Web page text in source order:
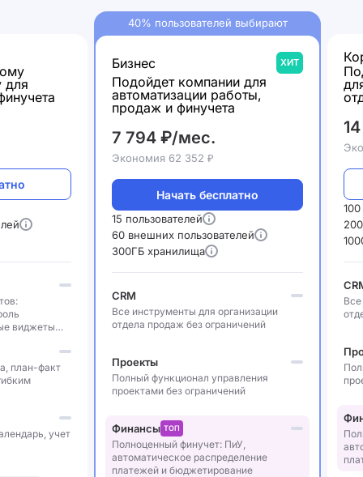
для
виджеты
план-факт
учет
40% пользователей выбирают
Бизнес ХИТ
Подойдет компании для
автоматизации работы,
продаж и финучета
7 794 ₽/мес.
Экономия 62 352 ₽
Начать бесплатно
15 пользователей
60 внешних пользователей
300ГБ хранилища
CRM
Все инструменты для организации
отдела продаж без ограничений
Проекты
Полный функционал управления
проектами без ограничений
Финансы ТОП
Полноценный финучет: ПиУ,
автоматическое распределение
платежей и бюджетирование